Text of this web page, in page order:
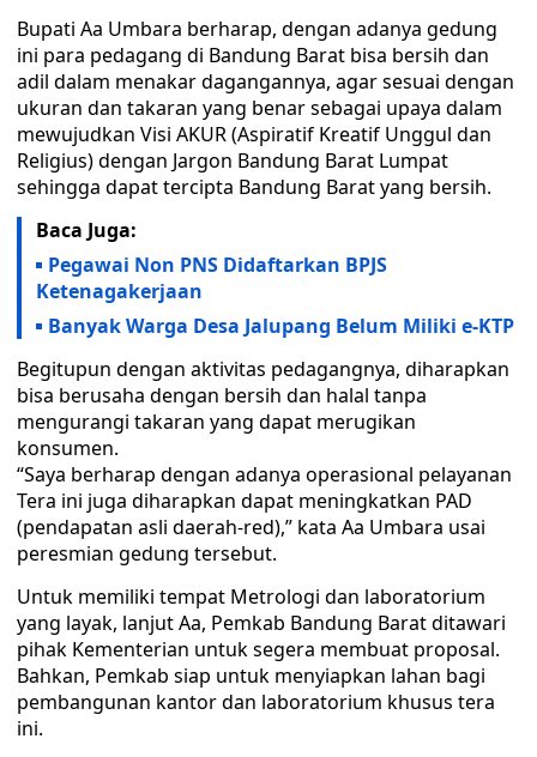
Bupati Aa Umbara berharap, dengan adanya gedung
ini para pedagang di Bandung Barat bisa bersih dan
adil dalam menakar dagangannya, agar sesuai dengan
ukuran dan takaran yang benar sebagai upaya dalam
mewujudkan Visi AKUR (Aspiratif Kreatif Unggul dan
Religius) dengan Jargon Bandung Barat Lumpat
sehingga dapat tercipta Bandung Barat yang bersih.
Baca Juga:
Pegawai Non PNS Didaftarkan BPJS
Ketenagakerjaan
Banyak Warga Desa Jalupang Belum Miliki e-KTP
Begitupun dengan aktivitas pedagangnya, diharapkan
bisa berusaha dengan bersih dan halal tanpa
mengurangi takaran yang dapat merugikan
konsumen.
“Saya berharap dengan adanya operasional pelayanan
Tera ini juga diharapkan dapat meningkatkan PAD
(pendapatan asli daerah-red),” kata Aa Umbara usai
peresmian gedung tersebut.
Untuk memiliki tempat Metrologi dan laboratorium
yang layak, lanjut Aa, Pemkab Bandung Barat ditawari
pihak Kementerian untuk segera membuat proposal.
Bahkan, Pemkab siap untuk menyiapkan lahan bagi
pembangunan kantor dan laboratorium khusus tera
ini.